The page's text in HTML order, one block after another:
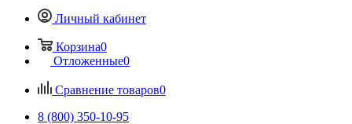
Личный кабинет
Корзина0
Отложенные0
Сравнение товаров0
8 (800) 350-10-95